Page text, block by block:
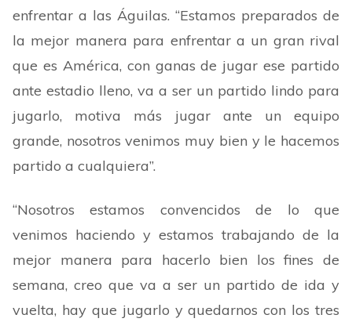
enfrentar a las Águilas. “Estamos preparados de
la mejor manera para enfrentar a un gran rival
que es América, con ganas de jugar ese partido
ante estadio lleno, va a ser un partido lindo para
jugarlo, motiva más jugar ante un equipo
grande, nosotros venimos muy bien y le hacemos
partido a cualquiera”.
“Nosotros estamos convencidos de lo que
venimos haciendo y estamos trabajando de la
mejor manera para hacerlo bien los fines de
semana, creo que va a ser un partido de ida y
vuelta, hay que jugarlo y quedarnos con los tres